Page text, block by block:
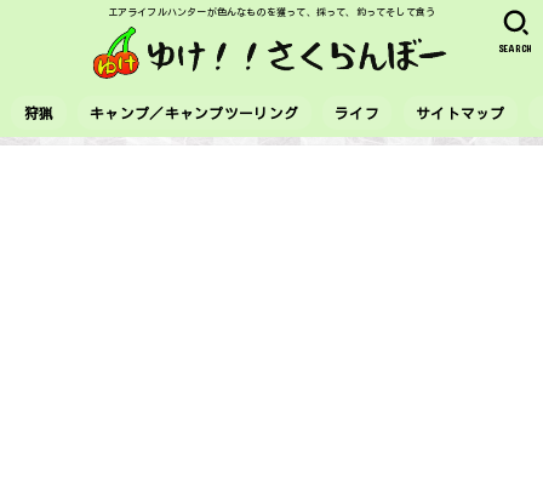
エアライフルハンターが色んなものを獲って、採って、釣ってそして食う
狩猟 キャンプ／キャンプツーリング ライフ サイトマップ
SEARCH